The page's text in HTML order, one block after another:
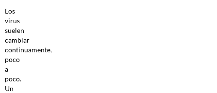
Los
virus
suelen
cambiar
continuamente,
poco
a
poco.
Un